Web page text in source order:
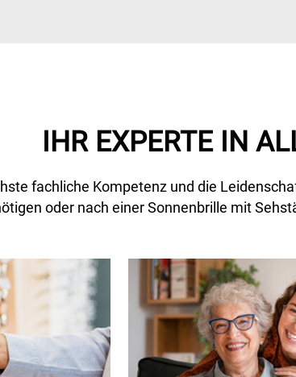
IHR EXPERTE IN
fachliche Kompetenz und die
oder nach einer Sonnenbrille mit